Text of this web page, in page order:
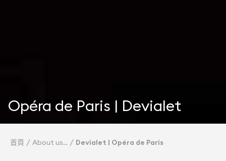
Opéra de Paris | Devialet
首頁 About us Devialet | Opéra de Paris